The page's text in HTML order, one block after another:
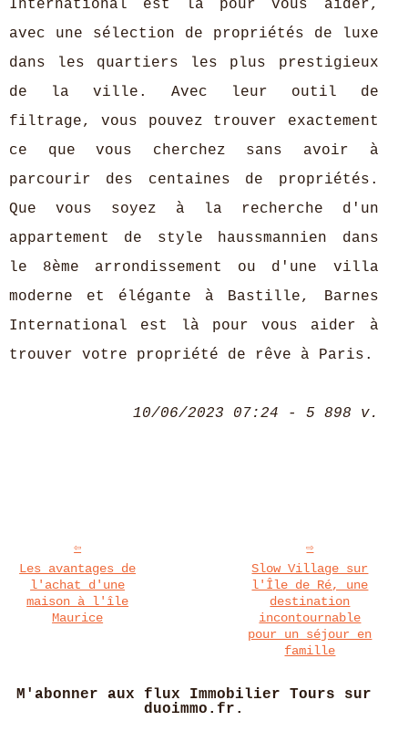
International est là pour vous aider,
avec une sélection de propriétés de luxe
dans les quartiers les plus prestigieux
de la ville. Avec leur outil de
filtrage, vous pouvez trouver exactement
ce que vous cherchez sans avoir à
parcourir des centaines de propriétés.
Que vous soyez à la recherche d'un
appartement de style haussmannien dans
le 8ème arrondissement ou d'une villa
moderne et élégante à Bastille, Barnes
International est là pour vous aider à
trouver votre propriété de rêve à Paris.
10/06/2023 07:24 - 5 898 v.
Les avantages de
l'achat d'une
maison à l'île
Maurice
Slow Village sur
l'Île de Ré, une
destination
incontournable
pour un séjour en
famille
M'abonner aux flux Immobilier Tours sur
duoimmo.fr.